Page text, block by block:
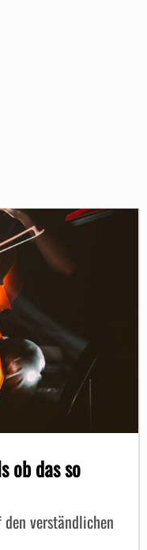
ob das so
verständlichen